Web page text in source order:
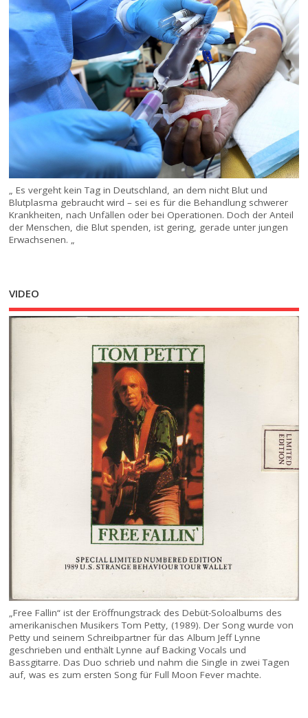
„ Es vergeht kein Tag in Deutschland, an dem nicht Blut und
Blutplasma gebraucht wird – sei es für die Behandlung schwerer
Krankheiten, nach Unfällen oder bei Operationen. Doch der Anteil
der Menschen, die Blut spenden, ist gering, gerade unter jungen
Erwachsenen. „
VIDEO
„Free Fallin“ ist der Eröffnungstrack des Debüt-Soloalbums des
amerikanischen Musikers Tom Petty, (1989). Der Song wurde von
Petty und seinem Schreibpartner für das Album Jeff Lynne
geschrieben und enthält Lynne auf Backing Vocals und
Bassgitarre. Das Duo schrieb und nahm die Single in zwei Tagen
auf, was es zum ersten Song für Full Moon Fever machte.